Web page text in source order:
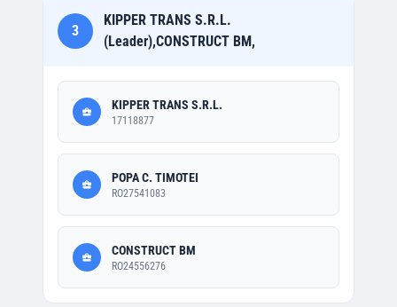
3
KIPPER TRANS S.R.L.
(Leader),CONSTRUCT BM,
KIPPER TRANS S.R.L.
17118877
POPA C. TIMOTEI
RO27541083
CONSTRUCT BM
RO24556276